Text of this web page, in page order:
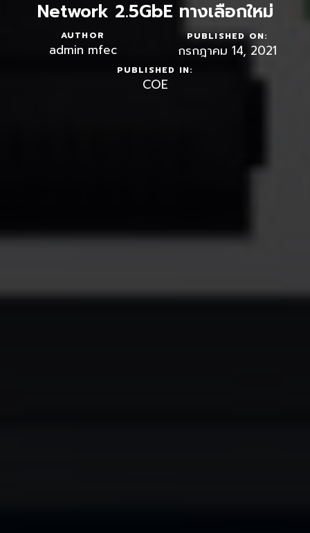
Network 2.5GbE ทางเลือกใหม่
AUTHOR
admin mfec
PUBLISHED ON:
กรกฎาคม 14, 2021
PUBLISHED IN:
COE